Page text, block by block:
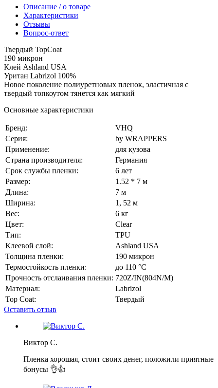
Описание / о товаре
Характеристики
Отзывы
Вопрос-ответ
Твердый TopCoat
190 микрон
Клей Ashland USA
Уритан Labrizol 100%
Новое поколение полиуретновых пленок, эластичная с
твердый топкоутом тянется как мягкий
Основные характеристики
Бренд:
VHQ
Серия:
by WRAPPERS
Применение:
для кузова
Страна производителя:
Германия
Срок службы пленки:
6 лет
Размер:
1.52 * 7 м
Длина:
7 м
Ширина:
1, 52 м
Вес:
6 кг
Цвет:
Сlear
Тип:
TPU
Клеевой слой:
Ashland USA
Толщина пленки:
190 микрон
Термостойкость пленки:
до 110 °C
Прочность отслаивания пленки: 720Z/IN(804N/M)
Материал:
Labrizol
Top Coat:
Твердый
Оставить отзыв
Виктор С.
Пленка хорошая, стоит своих денег, положили приятные
бонусы 👌👍